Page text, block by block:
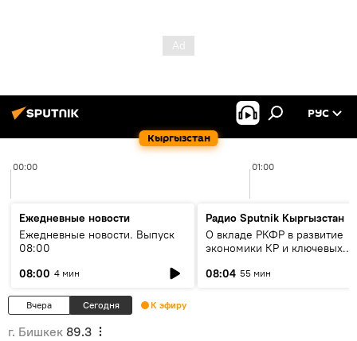
Кыргызстан
РУС
00:00 01:00
Ежедневные новости
Ежедневные новости. Выпуск
08:00
08:00 4 мин
Радио Sputnik Кыргызстан
О вкладе РКФР в развитие
экономики КР и ключевых
08:04 55 мин
Вчера Сегодня К эфиру
г. Бишкек 89.3